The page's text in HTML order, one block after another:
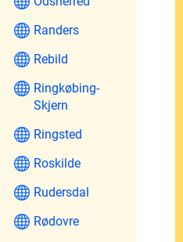
Randers
Rebild
Ringkøbing-
Skjern
Ringsted
Roskilde
Rudersdal
Rødovre